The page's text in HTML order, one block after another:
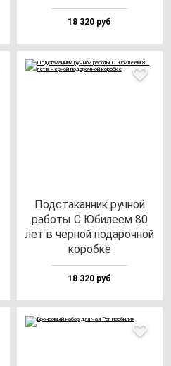
18 320 руб
Под­ста­кан­ник руч­ной
ра­бо­ты С Юби­ле­ем 80
лет в чер­ной по­да­роч­ной
ко­роб­ке
18 320 руб